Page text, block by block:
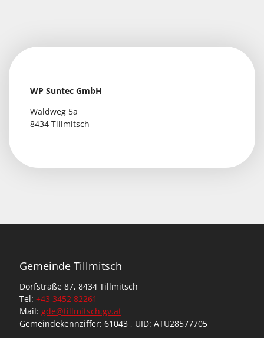
WP Suntec GmbH
Waldweg 5a
8434 Tillmitsch
Gemeinde Tillmitsch
Dorfstraße 87, 8434 Tillmitsch
Tel: +43 3452 82261
Mail: gde@tillmitsch.gv.at
Gemeindekennziffer: 61043 , UID: ATU28577705